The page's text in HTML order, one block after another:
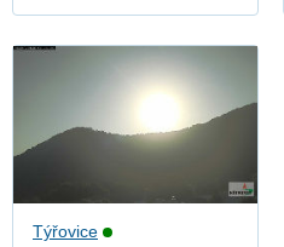
Týřovice